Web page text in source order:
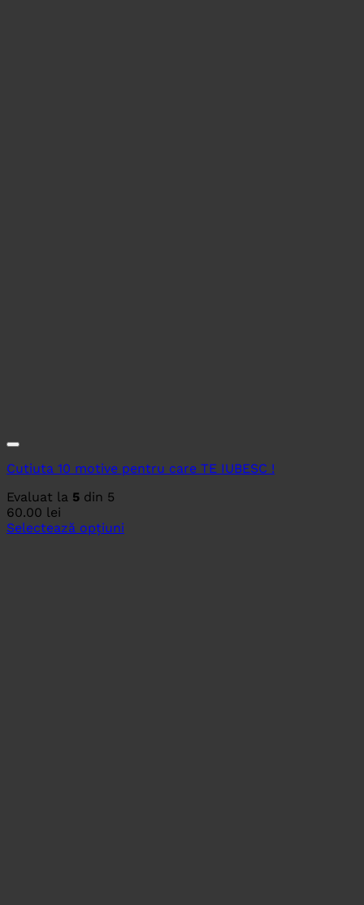
Cutiuta 10 motive pentru care TE IUBESC !
Evaluat la 5 din 5
60.00 lei
Selectează opțiuni